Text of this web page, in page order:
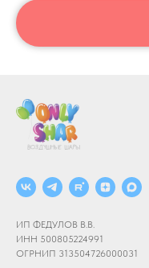
ИП ФЕДУЛОВ В.В.
ИНН 500805224991
ОГРНИП 313504726000031